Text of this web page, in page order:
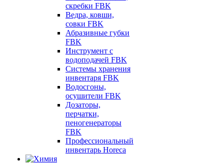
скребки FBK
Ведра, ковши,
совки FBK
Абразивные губки
FBK
Инструмент с
водоподачей FBK
Системы хранения
инвентаря FBK
Водосгоны,
осушители FBK
Дозаторы,
перчатки,
пеногенераторы
FBK
Профессиональный
инвентарь Horeca